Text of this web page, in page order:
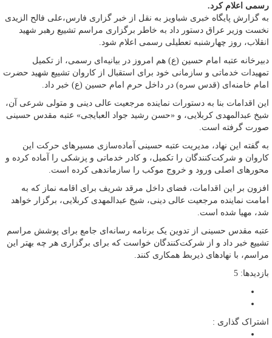
رسمی اعلام کرد.
به گزارش پایگاه خبری شباویز به نقل از خبر گزاری فارس،علی فالح الزیدی
نخست وزیر عراق دستور داد به خاطر برگزاری مراسم تشییع رهبر شهید
انقلاب، روز چهارشنبه تعطیلی رسمی اعلام شود.
دبیرخانه عتبه امام حسین (ع) هم امروز در بیانیه‌ای رسمی، از تکمیل
تمهیدات خدماتی و سازمانی خود برای استقبال از کاروان تشییع شهید حضرت
امام خامنه‌ای (قدس سره) در داخل حرم امام حسین (ع) خبر داد.
این اقدامات بنا به دستورات نماینده مرجعیت عالی دینی و متولی شرعی آن،
شیخ عبدالمهدی کربلایی، و «حسن رشید جواد العبایجی» عتبه مقدس حسینی
صورت گرفته است.
به گفته این نهاد، مدیریت عتبه حسینی آماده‌سازی مسیرهای حرکت این
کاروان و شرکت‌کنندگان را تکمیل، و کادر خدماتی و پزشکی را آماده کرده و
محورهای اصلی ورود و خروج موکب را سازماندهی کرده است.
افزون بر این اقدامات، فضای داخل مرقد شریف برای اقامه نماز که به
امامت نماینده مرجعیت عالی دینی، شیخ عبدالمهدی کربلایی، برگزار خواهد
شد، مهیا شده است.
عتبه مقدس حسینی از تدوین یک برنامه رسانه‌ای جامع برای پوشش مراسم
تشییع خبر داد و از شرکت‌کنندگان خواست که برای برگزاری هر چه بهتر این
مراسم، با نهادهای ذیربط همکاری کنند.
بازدیدها: 5
اشتراک گذاری :